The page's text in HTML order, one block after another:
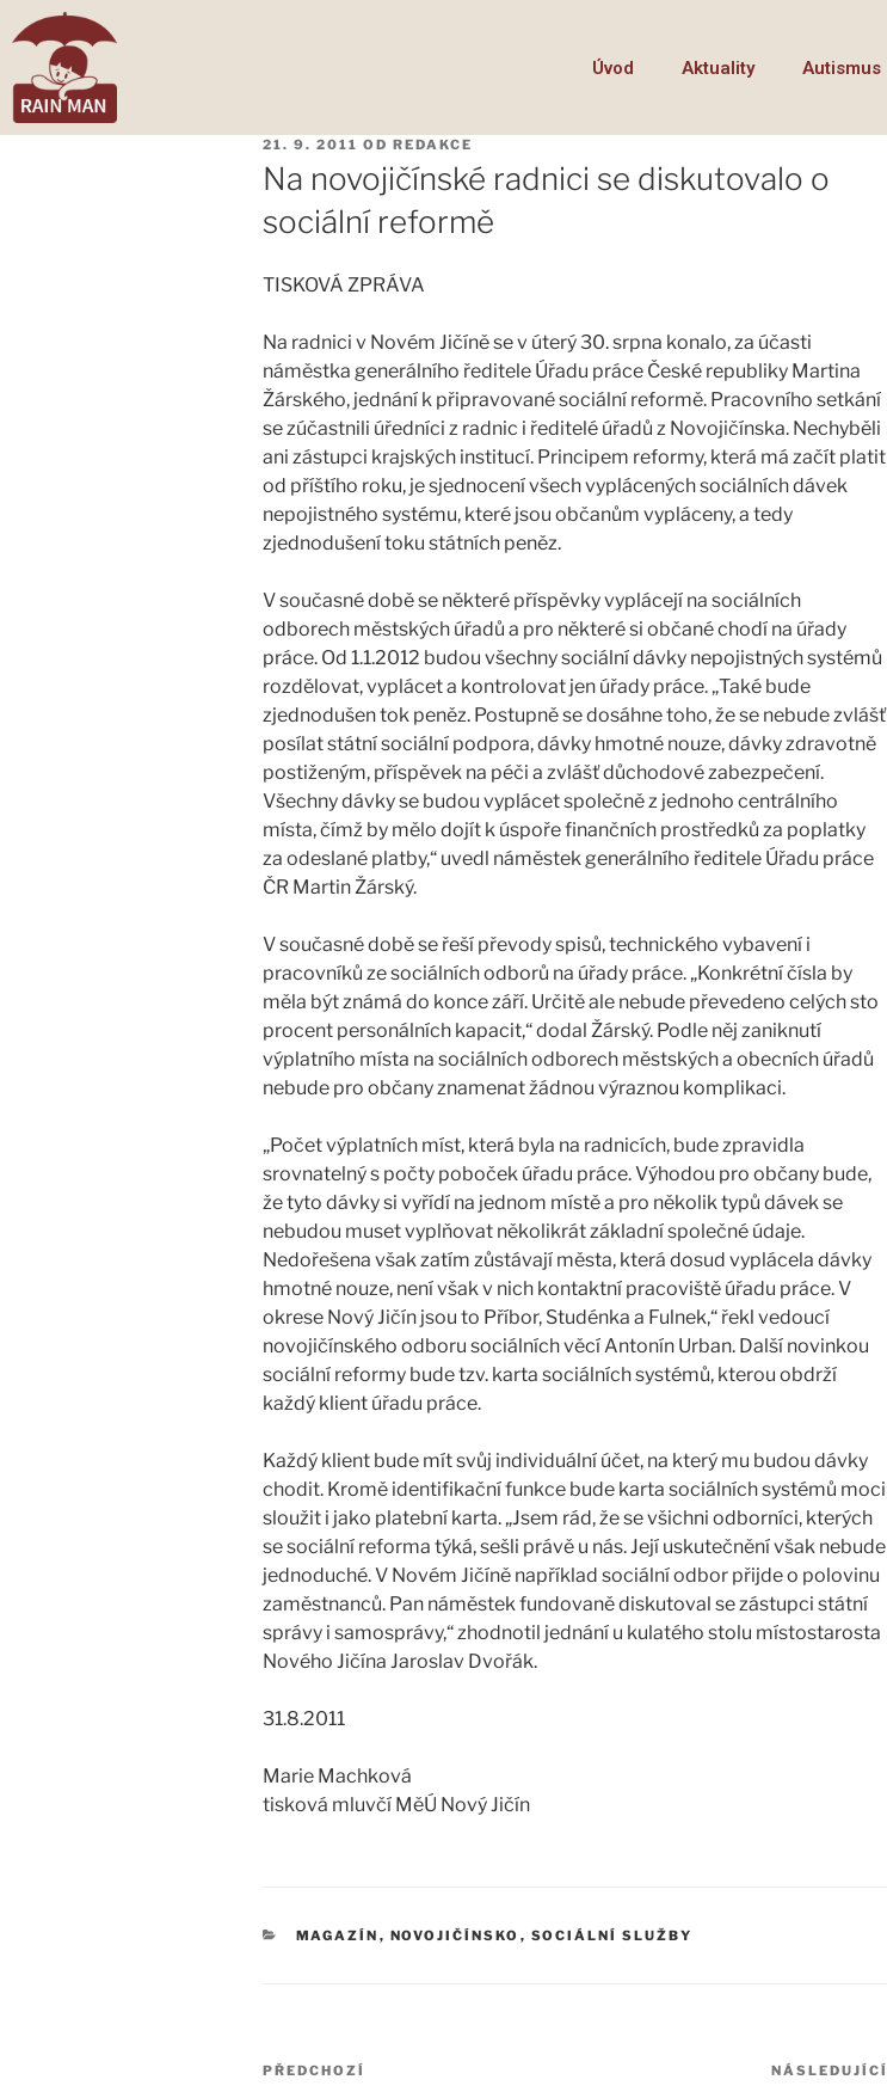
Úvod Aktuality Autismus
21. 9. 2011 OD REDAKCE
Na novojičínské radnici se diskutovalo o
sociální reformě
TISKOVÁ ZPRÁVA
Na radnici v Novém Jičíně se v úterý 30. srpna konalo, za účasti
náměstka generálního ředitele Úřadu práce České republiky Martina
Žárského, jednání k připravované sociální reformě. Pracovního setkání
se zúčastnili úředníci z radnic i ředitelé úřadů z Novojičínska. Nechyběli
ani zástupci krajských institucí. Principem reformy, která má začít platit
od příštího roku, je sjednocení všech vyplácených sociálních dávek
nepojistného systému, které jsou občanům vypláceny, a tedy
zjednodušení toku státních peněz.
V současné době se některé příspěvky vyplácejí na sociálních
odborech městských úřadů a pro některé si občané chodí na úřady
práce. Od 1.1.2012 budou všechny sociální dávky nepojistných systémů
rozdělovat, vyplácet a kontrolovat jen úřady práce. „Také bude
zjednodušen tok peněz. Postupně se dosáhne toho, že se nebude zvlášť
posílat státní sociální podpora, dávky hmotné nouze, dávky zdravotně
postiženým, příspěvek na péči a zvlášť důchodové zabezpečení.
Všechny dávky se budou vyplácet společně z jednoho centrálního
místa, čímž by mělo dojít k úspoře finančních prostředků za poplatky
za odeslané platby,“ uvedl náměstek generálního ředitele Úřadu práce
ČR Martin Žárský.
V současné době se řeší převody spisů, technického vybavení i
pracovníků ze sociálních odborů na úřady práce. „Konkrétní čísla by
měla být známá do konce září. Určitě ale nebude převedeno celých sto
procent personálních kapacit,“ dodal Žárský. Podle něj zaniknutí
výplatního místa na sociálních odborech městských a obecních úřadů
nebude pro občany znamenat žádnou výraznou komplikaci.
„Počet výplatních míst, která byla na radnicích, bude zpravidla
srovnatelný s počty poboček úřadu práce. Výhodou pro občany bude,
že tyto dávky si vyřídí na jednom místě a pro několik typů dávek se
nebudou muset vyplňovat několikrát základní společné údaje.
Nedořešena však zatím zůstávají města, která dosud vyplácela dávky
hmotné nouze, není však v nich kontaktní pracoviště úřadu práce. V
okrese Nový Jičín jsou to Příbor, Studénka a Fulnek,“ řekl vedoucí
novojičínského odboru sociálních věcí Antonín Urban. Další novinkou
sociální reformy bude tzv. karta sociálních systémů, kterou obdrží
každý klient úřadu práce.
Každý klient bude mít svůj individuální účet, na který mu budou dávky
chodit. Kromě identifikační funkce bude karta sociálních systémů moci
sloužit i jako platební karta. „Jsem rád, že se všichni odborníci, kterých
se sociální reforma týká, sešli právě u nás. Její uskutečnění však nebude
jednoduché. V Novém Jičíně například sociální odbor přijde o polovinu
zaměstnanců. Pan náměstek fundovaně diskutoval se zástupci státní
správy i samosprávy,“ zhodnotil jednání u kulatého stolu místostarosta
Nového Jičína Jaroslav Dvořák.
31.8.2011
Marie Machková
tisková mluvčí MěÚ Nový Jičín
MAGAZÍN , NOVOJIČÍNSKO , SOCIÁLNÍ SLUŽBY
PŘEDCHOZÍ NÁSLEDUJÍCÍ